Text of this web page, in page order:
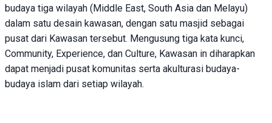
budaya tiga wilayah (Middle East, South Asia dan Melayu)
dalam satu desain kawasan, dengan satu masjid sebagai
pusat dari Kawasan tersebut. Mengusung tiga kata kunci,
Community, Experience, dan Culture, Kawasan in diharapkan
dapat menjadi pusat komunitas serta akulturasi budaya-
budaya islam dari setiap wilayah.